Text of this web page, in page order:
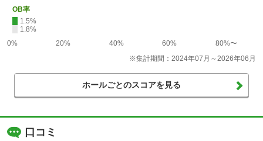
OB率
1.5%
1.8%
0%
20% 40% 60%
80%〜
※集計期間：2024年07月～2026年06月
ホールごとのスコアを見る
口コミ